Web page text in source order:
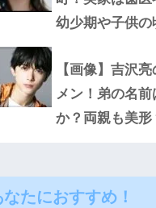
幼少期や子供の
【画像】吉沢
メン！弟の名
か？両親も美形
なたにおすすめ！